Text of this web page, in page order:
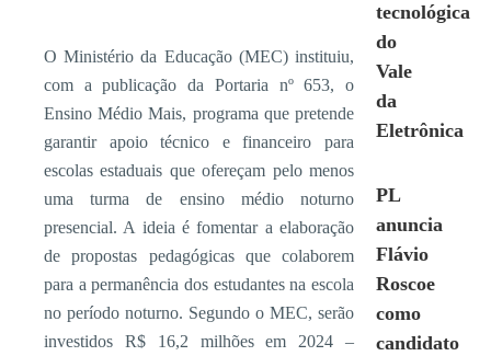
O Ministério da Educação (MEC) instituiu,
com a publicação da Portaria nº 653, o
Ensino Médio Mais, programa que pretende
garantir apoio técnico e financeiro para
escolas estaduais que ofereçam pelo menos
uma turma de ensino médio noturno
presencial. A ideia é fomentar a elaboração
de propostas pedagógicas que colaborem
para a permanência dos estudantes na escola
no período noturno. Segundo o MEC, serão
investidos R$ 16,2 milhões em 2024 –
tecnológica
do
Vale
da
Eletrônica
PL
anuncia
Flávio
Roscoe
como
candidato